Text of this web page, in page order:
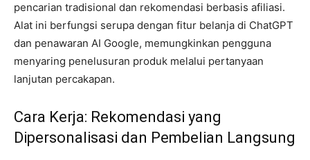
pencarian tradisional dan rekomendasi berbasis afiliasi.
Alat ini berfungsi serupa dengan fitur belanja di ChatGPT
dan penawaran AI Google, memungkinkan pengguna
menyaring penelusuran produk melalui pertanyaan
lanjutan percakapan.
Cara Kerja: Rekomendasi yang
Dipersonalisasi dan Pembelian Langsung